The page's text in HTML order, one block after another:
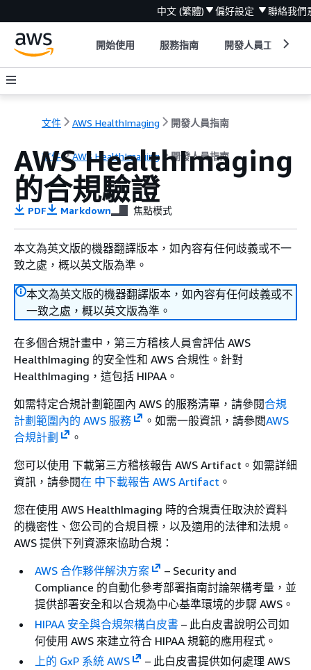
中文 (繁體) 偏好設定 聯絡我們
開始使用 服務指南 開發人員工具
文件 AWS HealthImaging 開發人員指南
文件 AWS HealthImaging 開發人員指南
AWS HealthImaging
的合規驗證
PDF Markdown 焦點模式
本文為英文版的機器翻譯版本，如內容有任何歧義或不一
致之處，概以英文版為準。
本文為英文版的機器翻譯版本，如內容有任何歧義或不
一致之處，概以英文版為準。
在多個合規計畫中，第三方稽核人員會評估 AWS
HealthImaging 的安全性和 AWS 合規性。針對
HealthImaging，這包括 HIPAA。
如需特定合規計劃範圍內 AWS 的服務清單，請參閱合規
計劃範圍內的 AWS 服務
。如需一般資訊，請參閱AWS
合規計劃
。
您可以使用 下載第三方稽核報告 AWS Artifact。如需詳細
資訊，請參閱在 中下載報告 AWS Artifact 。
您在使用 AWS HealthImaging 時的合規責任取決於資料
的機密性、您公司的合規目標，以及適用的法律和法規。
AWS 提供下列資源來協助合規：
AWS 合作夥伴解決方案
– Security and
Compliance 的自動化參考部署指南討論架構考量，並
提供部署安全和以合規為中心基準環境的步驟 AWS。
HIPAA 安全與合規架構白皮書 – 此白皮書說明公司如
何使用 AWS 來建立符合 HIPAA 規範的應用程式。
上的 GxP 系統 AWS
– 此白皮書提供如何處理 AWS